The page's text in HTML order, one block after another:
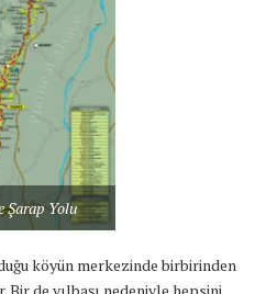
Şarap Yolu
köyün merkezinde birbirinden